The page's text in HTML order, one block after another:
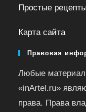
Простые рецепты
Карта сайта
Правовая
Любые
«inArtel.ru»
права. Права